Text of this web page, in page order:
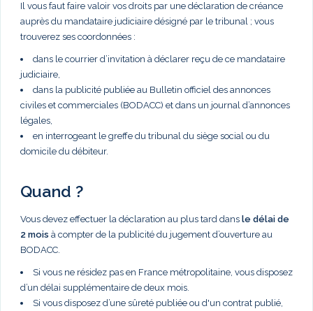
Il vous faut faire valoir vos droits par une déclaration de créance
auprès du mandataire judiciaire désigné par le tribunal ; vous
trouverez ses coordonnées :
dans le courrier d’invitation à déclarer reçu de ce mandataire
judiciaire,
dans la publicité publiée au Bulletin officiel des annonces
civiles et commerciales (BODACC) et dans un journal d’annonces
légales,
en interrogeant le greffe du tribunal du siège social ou du
domicile du débiteur.
Quand ?
Vous devez effectuer la déclaration au plus tard dans le délai de
2 mois à compter de la publicité du jugement d’ouverture au
BODACC.
Si vous ne résidez pas en France métropolitaine, vous disposez
d’un délai supplémentaire de deux mois.
Si vous disposez d’une sûreté publiée ou d'un contrat publié,